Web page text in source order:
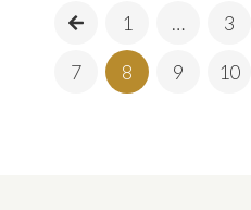
1 … 3
7 8 9 10